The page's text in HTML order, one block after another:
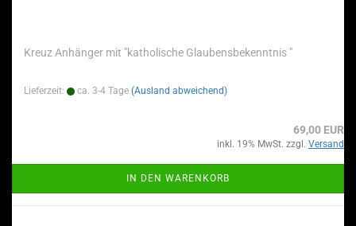
Kreuz Anhänger mit "katholische Glaubensbekenntnis "
Lieferzeit: ca. 3-4 Tage (Ausland abweichend)
69,00 EUR
inkl. 19% MwSt. zzgl. Versand
IN DEN WARENKORB